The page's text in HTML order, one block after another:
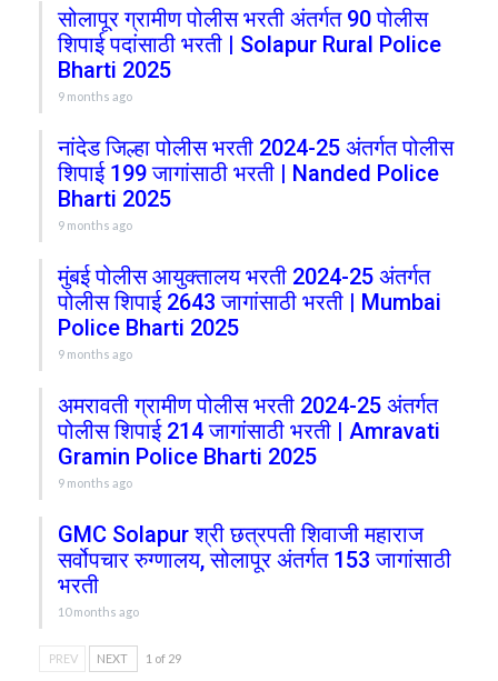
सोलापूर ग्रामीण पोलीस भरती अंतर्गत 90 पोलीस
शिपाई पदांसाठी भरती | Solapur Rural Police
Bharti 2025
9 months ago
नांदेड जिल्हा पोलीस भरती 2024-25 अंतर्गत पोलीस
शिपाई 199 जागांसाठी भरती | Nanded Police
Bharti 2025
9 months ago
मुंबई पोलीस आयुक्तालय भरती 2024-25 अंतर्गत
पोलीस शिपाई 2643 जागांसाठी भरती | Mumbai
Police Bharti 2025
9 months ago
अमरावती ग्रामीण पोलीस भरती 2024-25 अंतर्गत
पोलीस शिपाई 214 जागांसाठी भरती | Amravati
Gramin Police Bharti 2025
9 months ago
GMC Solapur श्री छत्रपती शिवाजी महाराज
सर्वोपचार रुग्णालय, सोलापूर अंतर्गत 153 जागांसाठी
भरती
10 months ago
PREV NEXT 1 of 29